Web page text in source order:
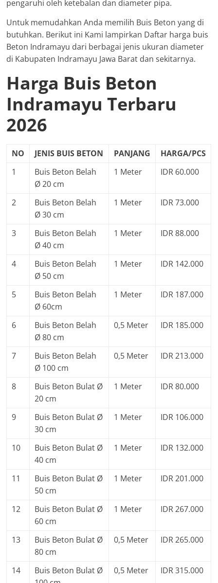
pengaruhi oleh ketebalan dan diameter pipa.
Untuk memudahkan Anda memilih Buis Beton yang di
butuhkan. Berikut ini Kami lampirkan Daftar harga buis
Beton Indramayu dari berbagai jenis ukuran diameter
di Kabupaten Indramayu Jawa Barat dan sekitarnya.
Harga Buis Beton
Indramayu Terbaru
2026
NO JENIS BUIS BETON PANJANG
HARGA/PCS
1
Buis Beton Belah
Ø 20 cm
1 Meter IDR 60.000
2
Buis Beton Belah
Ø 30 cm
1 Meter IDR 73.000
3
Buis Beton Belah
Ø 40 cm
1 Meter IDR 88.000
4
Buis Beton Belah
Ø 50 cm
1 Meter IDR 142.000
5
Buis Beton Belah
Ø 60cm
1 Meter IDR 187.000
6
Buis Beton Belah
Ø 80 cm
0,5 Meter IDR 185.000
7
Buis Beton Belah
Ø 100 cm
0,5 Meter IDR 213.000
8
Buis Beton Bulat Ø
20 cm
1 Meter IDR 80.000
9
Buis Beton Bulat Ø
30 cm
1 Meter IDR 106.000
10
Buis Beton Bulat Ø
40 cm
1 Meter IDR 132.000
11
Buis Beton Bulat Ø
50 cm
1 Meter IDR 201.000
12
Buis Beton Bulat Ø
60 cm
1 Meter IDR 267.000
13
Buis Beton Bulat Ø
80 cm
0,5 Meter IDR 265.000
14
Buis Beton Bulat Ø
0,5 Meter IDR 315.000